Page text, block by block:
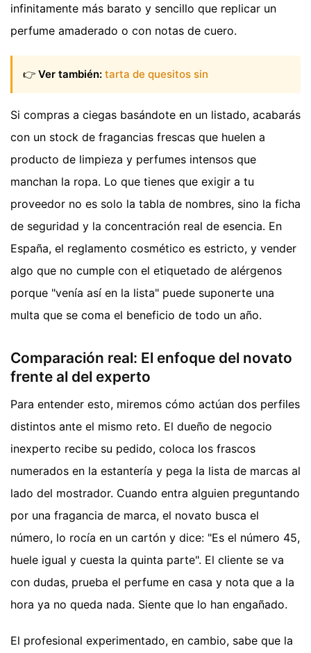
infinitamente más barato y sencillo que replicar un
perfume amaderado o con notas de cuero.
👉 Ver también: tarta de quesitos sin
Si compras a ciegas basándote en un listado, acabarás
con un stock de fragancias frescas que huelen a
producto de limpieza y perfumes intensos que
manchan la ropa. Lo que tienes que exigir a tu
proveedor no es solo la tabla de nombres, sino la ficha
de seguridad y la concentración real de esencia. En
España, el reglamento cosmético es estricto, y vender
algo que no cumple con el etiquetado de alérgenos
porque "venía así en la lista" puede suponerte una
multa que se coma el beneficio de todo un año.
Comparación real: El enfoque del novato
frente al del experto
Para entender esto, miremos cómo actúan dos perfiles
distintos ante el mismo reto. El dueño de negocio
inexperto recibe su pedido, coloca los frascos
numerados en la estantería y pega la lista de marcas al
lado del mostrador. Cuando entra alguien preguntando
por una fragancia de marca, el novato busca el
número, lo rocía en un cartón y dice: "Es el número 45,
huele igual y cuesta la quinta parte". El cliente se va
con dudas, prueba el perfume en casa y nota que a la
hora ya no queda nada. Siente que lo han engañado.
El profesional experimentado, en cambio, sabe que la